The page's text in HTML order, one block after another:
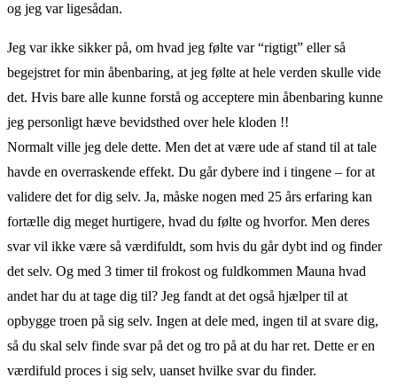
og jeg var ligesådan.
Jeg var ikke sikker på, om hvad jeg følte var “rigtigt” eller så
begejstret for min åbenbaring, at jeg følte at hele verden skulle vide
det. Hvis bare alle kunne forstå og acceptere min åbenbaring kunne
jeg personligt hæve bevidsthed over hele kloden !!
Normalt ville jeg dele dette. Men det at være ude af stand til at tale
havde en overraskende effekt. Du går dybere ind i tingene – for at
validere det for dig selv. Ja, måske nogen med 25 års erfaring kan
fortælle dig meget hurtigere, hvad du følte og hvorfor. Men deres
svar vil ikke være så værdifuldt, som hvis du går dybt ind og finder
det selv. Og med 3 timer til frokost og fuldkommen Mauna hvad
andet har du at tage dig til? Jeg fandt at det også hjælper til at
opbygge troen på sig selv. Ingen at dele med, ingen til at svare dig,
så du skal selv finde svar på det og tro på at du har ret. Dette er en
værdifuld proces i sig selv, uanset hvilke svar du finder.